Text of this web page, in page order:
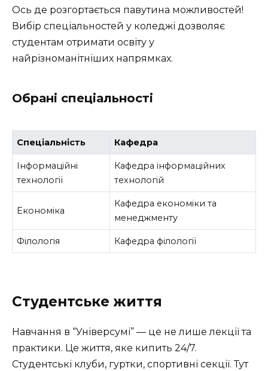
Ось де розгортається павутина можливостей!
Вибір спеціальностей у коледжі дозволяє
студентам отримати освіту у
найрізноманітніших напрямках.
Обрані спеціальності
Спеціальність Кафедра
Інформаційні
технології
Кафедра інформаційних
технологій
Економіка
Кафедра економіки та
менеджменту
Філологія Кафедра філології
Студентське життя
Навчання в “Універсумі” — це не лише лекції та
практики. Це життя, яке кипить 24/7.
Студентські клуби, гуртки, спортивні секції. Тут